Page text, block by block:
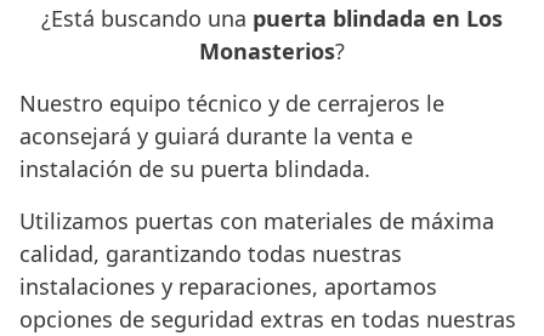
¿Está buscando una puerta blindada en Los
Monasterios?
Nuestro equipo técnico y de cerrajeros le
aconsejará y guiará durante la venta e
instalación de su puerta blindada.
Utilizamos puertas con materiales de máxima
calidad, garantizando todas nuestras
instalaciones y reparaciones, aportamos
opciones de seguridad extras en todas nuestras